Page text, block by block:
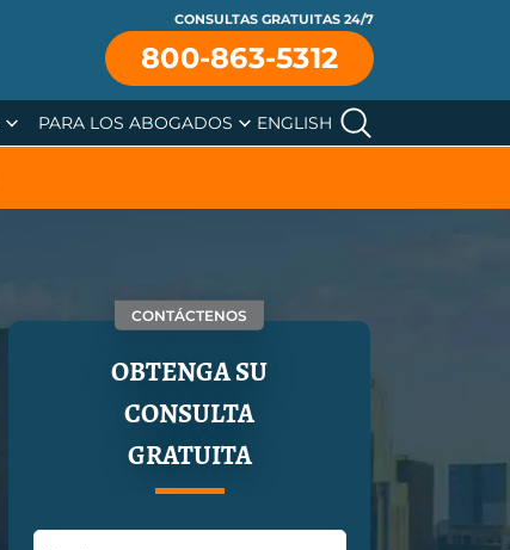
CONSULTAS GRATUITAS 24/7
800-863-5312
PARA LOS ABOGADOS ENGLISH
CONTÁCTENOS
OBTENGA SU
CONSULTA
GRATUITA